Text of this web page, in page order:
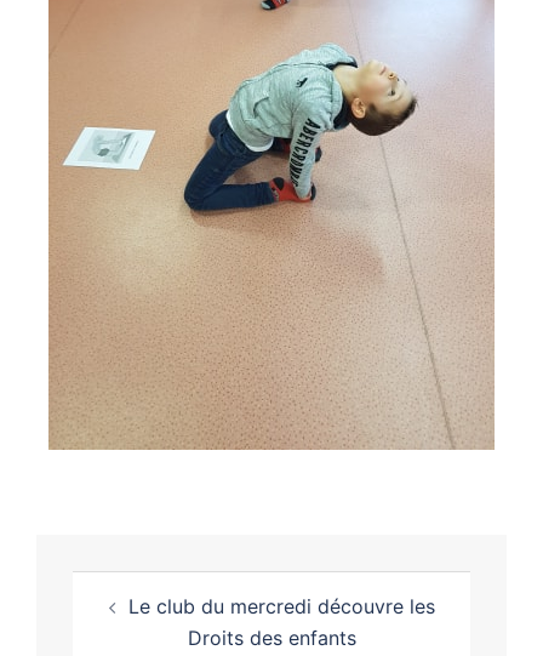
Le club du mercredi découvre les
Droits des enfants